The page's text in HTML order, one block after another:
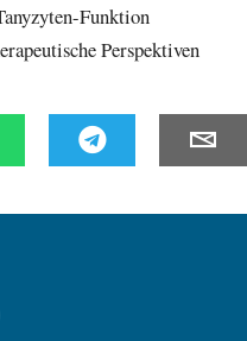
Funktion
Perspektiven